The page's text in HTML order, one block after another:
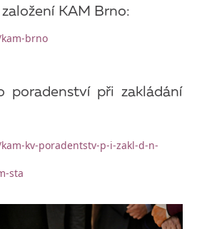
KAM Brno:
brno
poradenství při zakládání
kv-poradentstv-p-i-zakl-d-n-
sta